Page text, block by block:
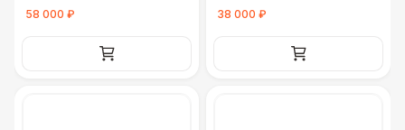
58 000 ₽
38 000 ₽